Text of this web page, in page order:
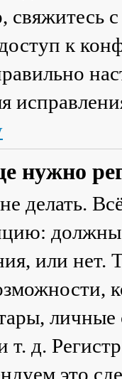
свяжитесь
к
нужно
делать.
должны
или нет.
т. д.
это